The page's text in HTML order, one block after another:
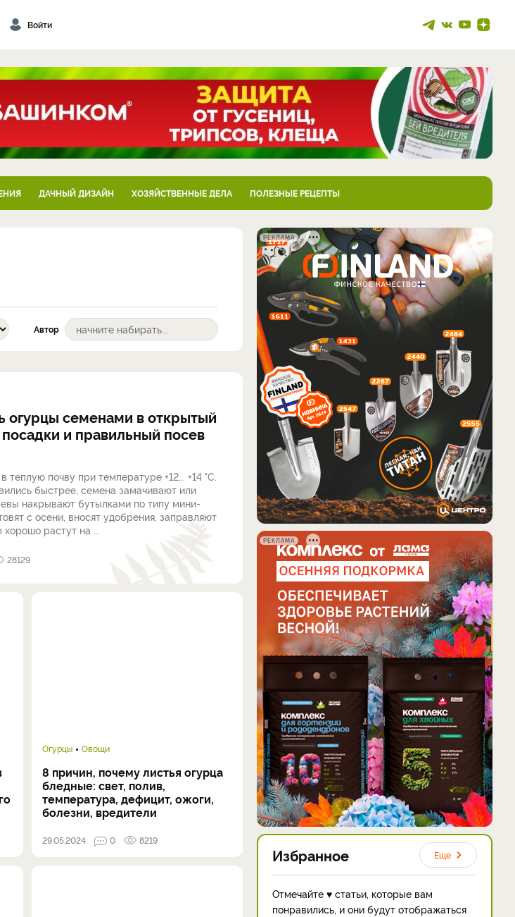
Войти
ДАЧНЫЙ ДИЗАЙН ХОЗЯЙСТВЕННЫЕ ДЕЛА ПОЛЕЗНЫЕ РЕЦЕПТЫ
Автор
огурцы семенами в открытый
посадки и правильный посев
почву при температуре +12... +14 °С.
быстрее, семена замачивают или
накрывают бутылками по типу мини-
с осени, вносят удобрения, заправляют
растут на ...
28129
Огурцы Овощи
8 причин, почему листья огурца
бледные: свет, полив,
температура, дефицит, ожоги,
болезни, вредители
29.05.2024 0 8219
РЕКЛАМА
РЕКЛАМА
Избранное Еще
Отмечайте ♥ статьи, которые вам
понравились, и они будут отображаться